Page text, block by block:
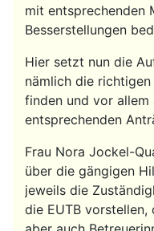
mit entsprechenden
Besserstellungen
Hier setzt nun die
nämlich die
finden und vor
entsprechenden
Frau Nora Jockel-
über die gängigen
jeweils die
die EUTB